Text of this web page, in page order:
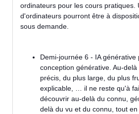
ordinateurs pour les cours pratiques.
d'ordinateurs pourront être à
sous demande.
Demi-journée 6 - IA générative
conception générative. Au-
précis, du plus large, du plus
explicable, … il ne reste qu'à
découvrir au-delà du connu,
delà du vu et du connu, tout